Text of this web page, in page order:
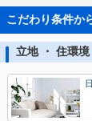
こだわり条件か
立地 ・ 住環境